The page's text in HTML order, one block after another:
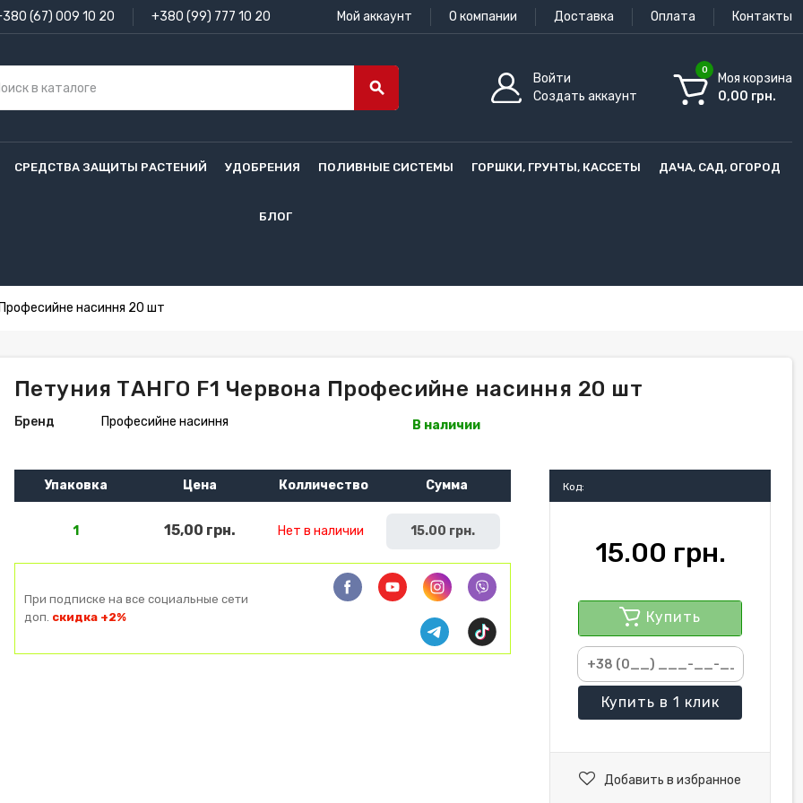
(67) 009 10 20 +380 (99) 777 10 20 Мой аккаунт О компании Доставка Оплата Контакты
search
Войти
Создать аккаунт
0
Моя корзина
0,00 грн.
СРЕДСТВА ЗАЩИТЫ РАСТЕНИЙ УДОБРЕНИЯ ПОЛИВНЫЕ СИСТЕМЫ ГОРШКИ, ГРУНТЫ, КАССЕТЫ ДАЧА, САД, ОГОРОД
БЛОГ
насиння 20 шт
Петуния ТАНГО F1 Червона Професийне насиння 20 шт
Бренд Професийне насиння В наличии
Упаковка Цена Колличество Сумма
1 15,00 грн. Нет в наличии 15.00 грн.
При подписке на все социальные сети
доп. скидка +2%
Код:
15.00 грн.
Купить
Купить в 1 клик
Добавить в избранное